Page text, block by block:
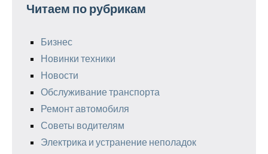
Читаем по рубрикам
Бизнес
Новинки техники
Новости
Обслуживание транспорта
Ремонт автомобиля
Советы водителям
Электрика и устранение неполадок